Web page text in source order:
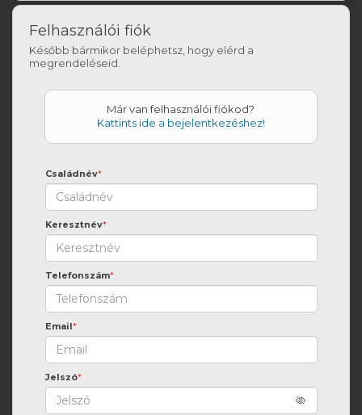
Felhasználói fiók
Később bármikor beléphetsz, hogy elérd a
megrendeléseid.
Már van felhasználói fiókod?
Kattints ide a bejelentkezéshez!
Családnév*
Keresztnév*
Telefonszám*
Email*
Jelszó*